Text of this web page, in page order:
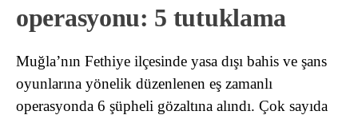
operasyonu: 5 tutuklama
Muğla’nın Fethiye ilçesinde yasa dışı bahis ve şans
oyunlarına yönelik düzenlenen eş zamanlı
operasyonda 6 şüpheli gözaltına alındı. Çok sayıda